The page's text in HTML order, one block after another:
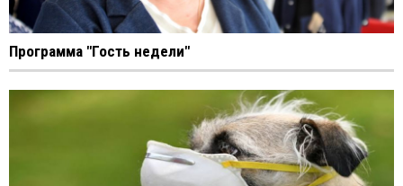
Программа "Гость недели"